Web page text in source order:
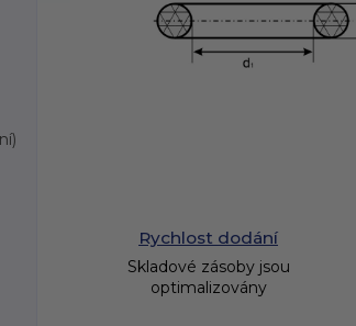
Rychlost dodání
Skladové zásoby jsou
optimalizovány